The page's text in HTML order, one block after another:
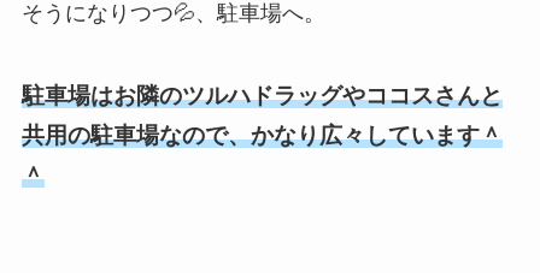
そうになりつつ💦、駐車場へ。
駐車場はお隣のツルハドラッグやココスさんと
共用の駐車場なので、かなり広々しています＾
＾